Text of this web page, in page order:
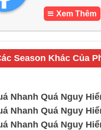
Xem Thêm
Season Khác Của
Nhanh Quá Nguy
Nhanh Quá Nguy
Nhanh Quá Nguy